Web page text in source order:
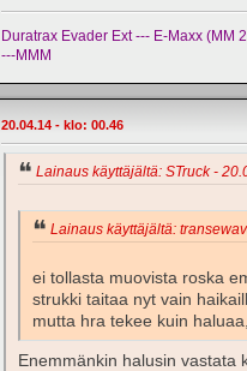
Duratrax Evader Ext --- E-Maxx (MM
---MMM
20.04.14 - klo: 00.46
Lainaus käyttäjältä: STruck -
Lainaus käyttäjältä:
ei tollasta muovista roska
strukki taitaa nyt vain
mutta hra tekee kuin
Enemmänkin halusin